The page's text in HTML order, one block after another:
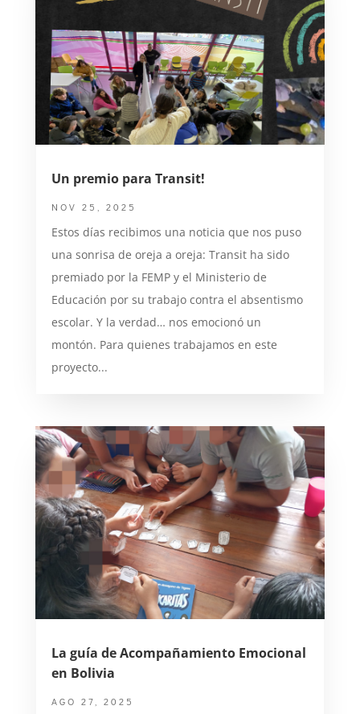
Un premio para Transit!
NOV 25, 2025
Estos días recibimos una noticia que nos puso
una sonrisa de oreja a oreja: Transit ha sido
premiado por la FEMP y el Ministerio de
Educación por su trabajo contra el absentismo
escolar. Y la verdad… nos emocionó un
montón. Para quienes trabajamos en este
proyecto...
La guía de Acompañamiento Emocional
en Bolivia
AGO 27, 2025